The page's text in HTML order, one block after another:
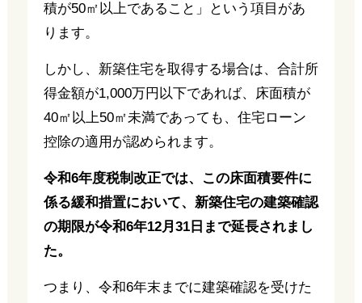
積が50㎡以上であること」という項目があ
ります。
しかし、新築住宅を取得する場合は、合計所
得金額が1,000万円以下であれば、床面積が
40㎡以上50㎡未満であっても、住宅ローン
控除の適用が認められます。
令和6年度税制改正では、この床面積要件に
係る緩和措置において、新築住宅の建築確認
の期限が令和6年12月31日まで延長されまし
た。
つまり、令和6年末までに建築確認を受けた